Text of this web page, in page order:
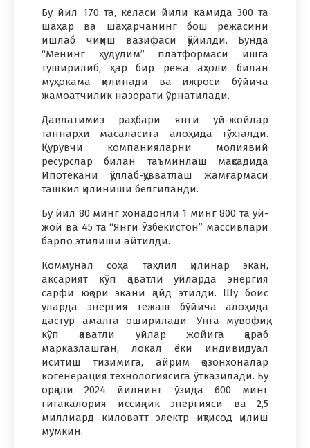
Бу йил 170 та, келаси йили камида 300 та
шаҳар ва шаҳарчанинг бош режасини
ишлаб чиқиш вазифаси қўйилди. Бунда
“Менинг ҳудудим” платформаси ишга
туширилиб, ҳар бир режа аҳоли билан
муҳокама қилинади ва ижроси бўйича
жамоатчилик назорати ўрнатилади.
Давлатимиз раҳбари янги уй-жойлар
таннархи масаласига алоҳида тўхталди.
Қурувчи компанияларни молиявий
ресурслар билан таъминлаш мақсадида
Ипотекани қўллаб-қувватлаш жамғармаси
ташкил қилиниши белгиланди.
Бу йил 80 минг хонадонли 1 минг 800 та уй-
жой ва 45 та “Янги Ўзбекистон” массивлари
барпо этилиши айтилди.
Коммунал соҳа таҳлил қилинар экан,
аксарият кўп қаватли уйларда энергия
сарфи юқори экани қайд этилди. Шу боис
уларда энергия тежаш бўйича алоҳида
дастур амалга оширилади. Унга мувофиқ,
кўп қаватли уйлар жойига қараб
марказлашган, локал ёки индивидуал
иситиш тизимига, айрим қозонхоналар
когенерация технологиясига ўтказилади. Бу
орқали 2024 йилнинг ўзида 600 минг
гигакалория иссиқлик энергияси ва 2,5
миллиард киловатт электр иқтисод қилиш
мумкин.